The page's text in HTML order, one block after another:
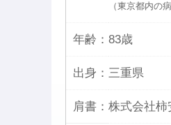
（東京都内の
年齢： 83歳
出身： 三重県
肩書： 株式会社